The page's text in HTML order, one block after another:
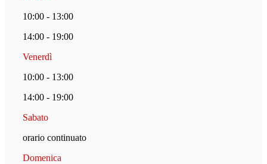
10:00 - 13:00
14:00 - 19:00
Venerdì
10:00 - 13:00
14:00 - 19:00
Sabato
orario continuato
Domenica